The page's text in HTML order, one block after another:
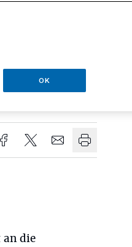
der Breite
der
an die
OK